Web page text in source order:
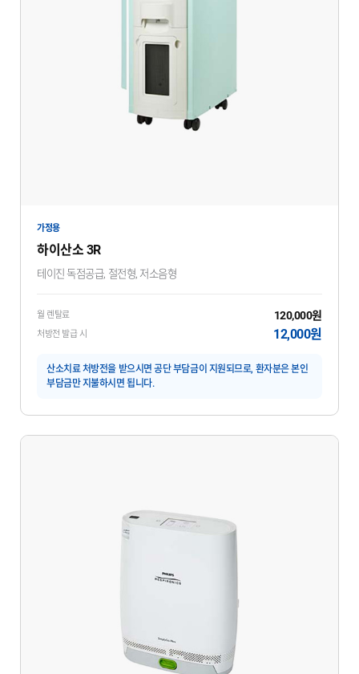
가정용
하이산소 3R
테이진 독점공급, 절전형, 저소음형
월 렌탈료 120,000원
처방전 발급 시 12,000원
산소치료 처방전을 받으시면 공단 부담금이 지원되므로, 환자분은 본인
부담금만 지불하시면 됩니다.